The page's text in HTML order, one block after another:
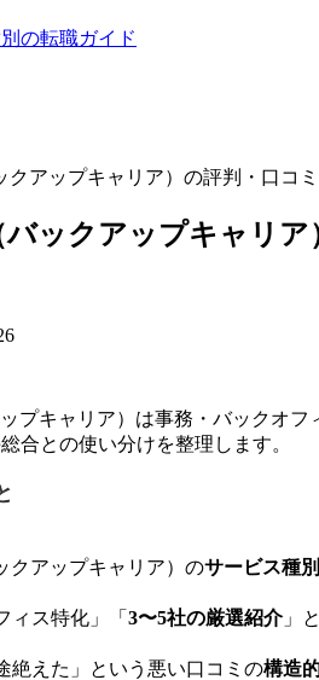
クアップキャリア）の評判・口
バックアップキャリ
ップキャリア）は事務・バックオ
合との使い分けを整理します。
クアップキャリア）のサービス種
ィス特化」「 3〜5社の厳選紹介」
絶えた」という悪い口コミの構造